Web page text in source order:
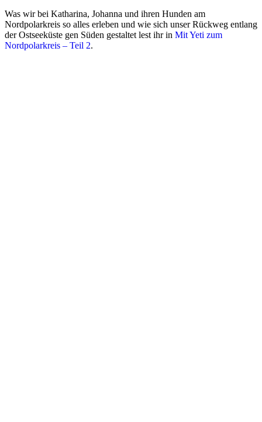
Was wir bei Katharina, Johanna und ihren Hunden am
Nordpolarkreis so alles erleben und wie sich unser Rückweg entlang
der Ostseeküste gen Süden gestaltet lest ihr in Mit Yeti zum
Nordpolarkreis – Teil 2.